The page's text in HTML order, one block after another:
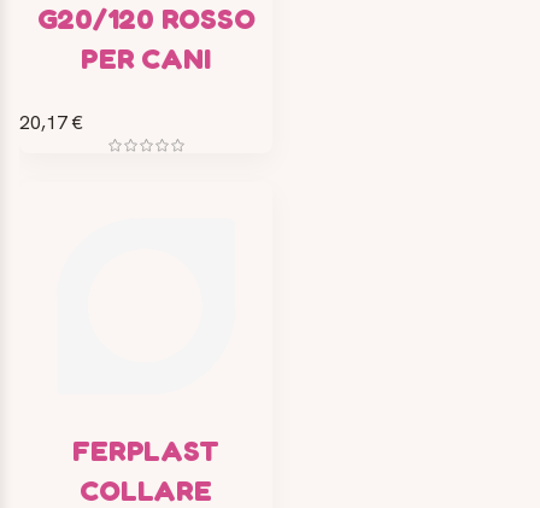
G20/120 ROSSO
PER CANI
20,17 €
FERPLAST
COLLARE